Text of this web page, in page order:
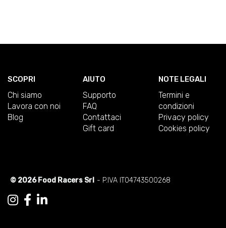
SCOPRI
Chi siamo
Lavora con noi
Blog
AIUTO
Supporto
FAQ
Contattaci
Gift card
NOTE LEGALI
Termini e
condizioni
Privacy policy
Cookies policy
© 2026 Food Racers Srl - P.IVA IT04743500268